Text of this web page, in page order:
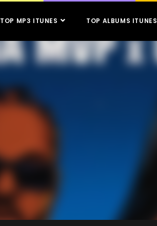
TOP MP3 ITUNES TOP ALBUMS ITUNES